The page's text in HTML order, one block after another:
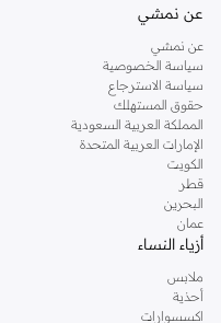
تشكيلة الرجال
استكشف الملابس الرسمية الأنيقة،
الأساسية. تشمل تشكيلة أرماني
والملابس الخارجية. أكمل إطلالتك
تشكيلة النساء
اكتشف الفساتين الأنيقة، والبلوزات
تشكيلة النساء قطعًا مميزة
مصممة.
لماذا تختار أرماني؟
تمثل أرماني الفخامة والجودة
جاذبية دائمة وتصميم لا تشوبه شائبة.
عن نمشي
عن نمشي
سياسة الخصوصية
سياسة الاسترجاع
حقوق المستهلك
المملكة العربية السعودية
الإمارات العربية المتحدة
الكويت
قطر
البحرين
عمان
أزياء النساء
ملابس
أحذية
اكسسوارات